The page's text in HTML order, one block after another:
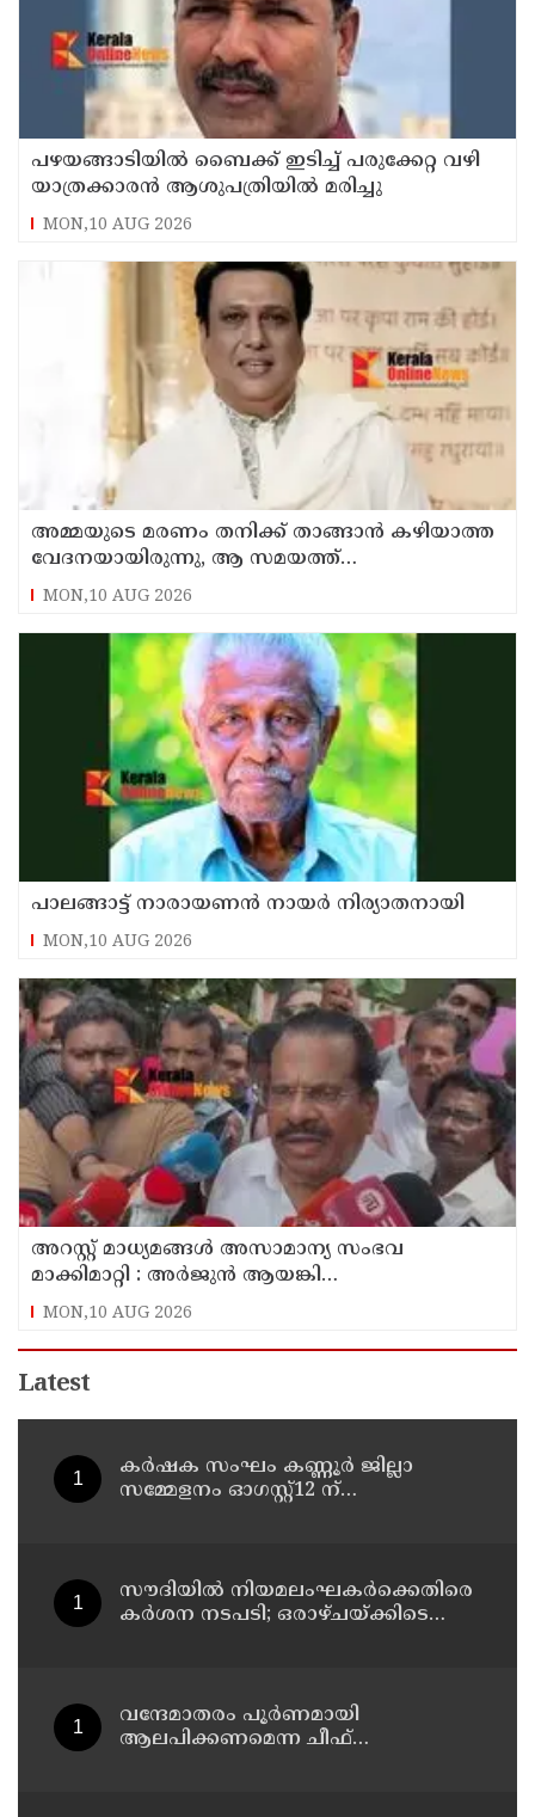
പഴയങ്ങാടിയിൽ ബൈക്ക് ഇടിച്ച് പരുക്കേറ്റ വഴി
യാത്രക്കാരൻ ആശുപത്രിയിൽ മരിച്ചു
MON,10 AUG 2026
അമ്മയുടെ മരണം തനിക്ക് താങ്ങാന്‍ കഴിയാത്ത
വേദനയായിരുന്നു, ആ സമയത്ത്
ജീവനൊടുക്കാന്‍ തോന്നി ; വെളിപ്പെടുത്തി
ഗോവിന്ദ
MON,10 AUG 2026
പാലങ്ങാട്ട് നാരായണൻ നായർ നിര്യാതനായി
MON,10 AUG 2026
അറസ്റ്റ് മാധ്യമങ്ങൾ അസാമാന്യ സംഭവ
മാക്കിമാറ്റി : അർജുൻ ആയങ്കി
പാർട്ടിക്കാരനല്ലെന്ന് ഇപി ജയരാജൻ
MON,10 AUG 2026
Latest
കർഷക സംഘം കണ്ണൂർ ജില്ലാ
സമ്മേളനം ഓഗസ്റ്റ്12 ന്
ചെയ്യും
സൗദിയില്‍ നിയമലംഘകര്‍ക്കെതിരെ
കര്‍ശന നടപടി; ഒരാഴ്ചയ്ക്കിടെ
വന്ദേമാതരം പൂർണമായി
ആലപിക്കണമെന്ന ചീഫ്